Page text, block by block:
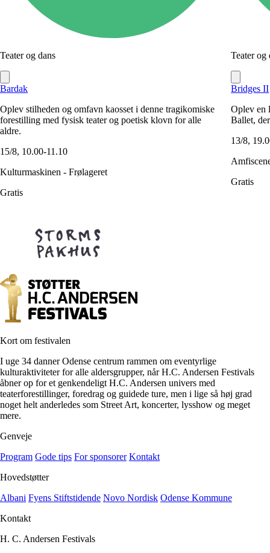
Teater og dans
Bardak
Oplev stilheden og omfavn kaosset i denne tragikomiske
forestilling med fysisk teater og poetisk klovn for alle
aldre.
15/8, 10.00-11.10
Kulturmaskinen - Frølageret
Gratis
Teater og
Bridges II
Oplev en
Ballet,
13/8,
Gratis
Kort om festivalen
I uge 34 danner Odense centrum rammen om eventyrlige
kulturaktiviteter for alle aldersgrupper, når H.C. Andersen Festivals
åbner op for et genkendeligt H.C. Andersen univers med
teaterforestillinger, foredrag og guidede ture, men i lige så høj grad
noget helt anderledes som Street Art, koncerter, lysshow og meget
mere.
Genveje
Program Gode tips For sponsorer Kontakt
Hovedstøtter
Albani Fyens Stiftstidende Novo Nordisk Odense Kommune
Kontakt
H. C. Andersen Festivals